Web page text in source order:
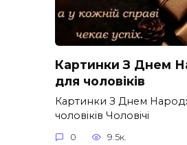
Картинки З Днем
для чоловіків​
Картинки З Днем
чоловіків​ Чоловічі
0 9.5к.